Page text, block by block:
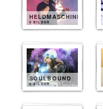
HELDMASCHINE
9 BILDER
SOULBOUND
8 BILDER